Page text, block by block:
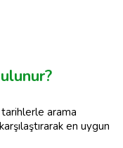
arama
en uygun